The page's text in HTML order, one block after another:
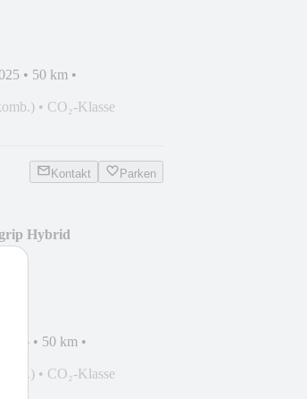
• 50 km •
• CO₂-Klasse
Kontakt Parken
Hybrid
• 50 km •
• CO₂-Klasse